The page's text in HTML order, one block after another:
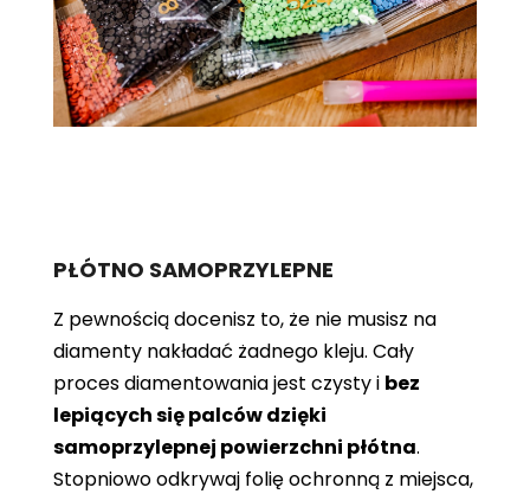
PŁÓTNO SAMOPRZYLEPNE
Z pewnością docenisz to, że nie musisz na
diamenty nakładać żadnego kleju. Cały
proces diamentowania jest czysty i bez
lepiących się palców dzięki
samoprzylepnej powierzchni płótna.
Stopniowo odkrywaj folię ochronną z miejsca,